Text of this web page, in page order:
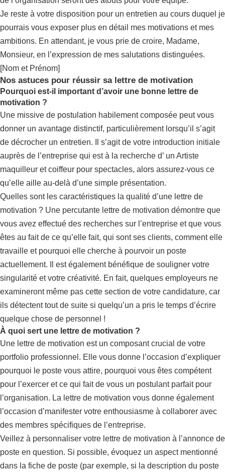
Je reste à votre disposition pour un entretien au cours duquel je
pourrais vous exposer plus en détail mes motivations et mes
ambitions. En attendant, je vous prie de croire, Madame,
Monsieur, en l’expression de mes salutations distinguées.
[Nom et Prénom]
Nos astuces pour réussir sa lettre de motivation
Pourquoi est-il important d’avoir une bonne lettre de
motivation ?
Une missive de postulation habilement composée peut vous
donner un avantage distinctif, particulièrement lorsqu’il s’agit
de décrocher un entretien. Il s’agit de votre introduction initiale
auprès de l’entreprise qui est à la recherche d’ un Artiste
maquilleur et coiffeur pour spectacles, alors assurez-vous ce
qu’elle aille au-delà d’une simple présentation.
Quelles sont les caractéristiques la qualité d’une lettre de
motivation ? Une percutante lettre de motivation démontre que
vous avez effectué des recherches sur l’entreprise et que vous
êtes au fait de ce qu’elle fait, qui sont ses clients, comment elle
travaille et pourquoi elle cherche à pourvoir un poste
actuellement. Il est également bénéfique de souligner votre
singularité et votre créativité. En fait, quelques employeurs ne
examineront même pas cette section de votre candidature, car
ils détectent tout de suite si quelqu’un a pris le temps d’écrire
quelque chose de personnel !
À quoi sert une lettre de motivation ?
Une lettre de motivation est un composant crucial de votre
portfolio professionnel. Elle vous donne l’occasion d’expliquer
pourquoi le poste vous attire, pourquoi vous êtes compétent
pour l’exercer et ce qui fait de vous un postulant parfait pour
l’organisation. La lettre de motivation vous donne également
l’occasion d’manifester votre enthousiasme à collaborer avec
des membres spécifiques de l’entreprise.
Veillez à personnaliser votre lettre de motivation à l’annonce de
poste en question. Si possible, évoquez un aspect mentionné
dans la fiche de poste (par exemple, si la description du poste